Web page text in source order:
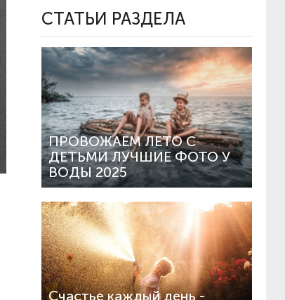
СТАТЬИ РАЗДЕЛА
ПРОВОЖАЕМ ЛЕТО С
ДЕТЬМИ ЛУЧШИЕ ФОТО У
ВОДЫ 2025
Счастье каждый день -